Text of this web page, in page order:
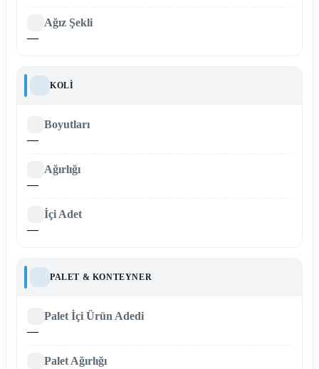
Ağız Şekli
—
KOLI
Boyutları
—
Ağırlığı
—
İçi Adet
—
PALET & KONTEYNER
Palet İçi Ürün Adedi
—
Palet Ağırlığı